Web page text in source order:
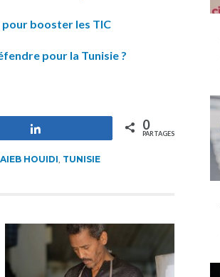
booster les TIC
pour la Tunisie ?
0
PARTAGES
HOUIDI, TUNISIE